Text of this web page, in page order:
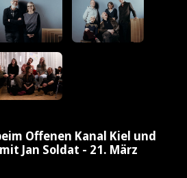
Offenen Kanal Kiel und
Jan Soldat - 21. März